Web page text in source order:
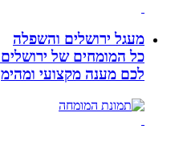
מעגל ירושלים והשפלה
כל המומחים של ירושלים
לכם מענה מקצועי ומהימן